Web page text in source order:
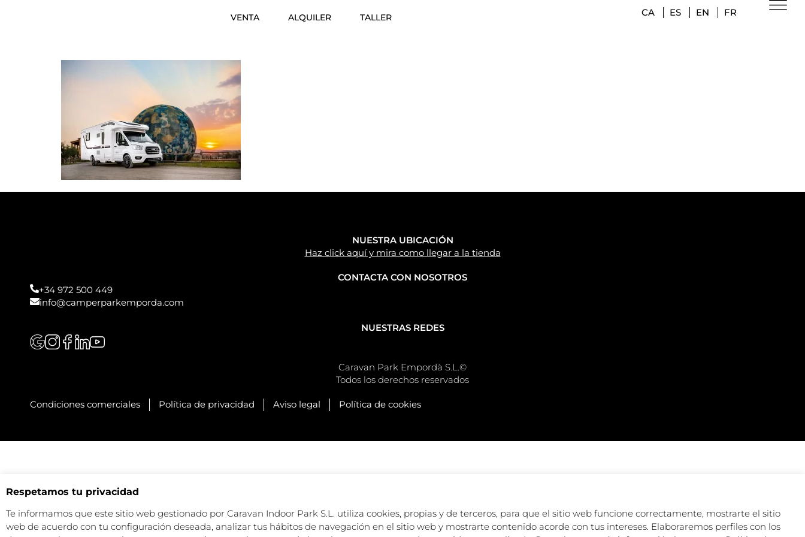
VENTA ALQUILER TALLER CA ES EN FR
NUESTRA UBICACIÓN
Haz click aquí y mira como llegar a la tienda
CONTACTA CON NOSOTROS
+34 972 500 449
info@camperparkemporda.com
NUESTRAS REDES
Caravan Park Empordà S.L.©
Todos los derechos reservados
Condiciones comerciales Política de privacidad Aviso legal Política de cookies
Respetamos tu privacidad
Te informamos que este sitio web gestionado por Caravan Indoor Park S.L. utiliza cookies, propias y de terceros, para que el sitio web funcione correctamente, mostrarte el sitio
web de acuerdo con tu configuración deseada, analizar tus hábitos de navegación en el sitio web y mostrarte contenido acorde con tus intereses. Elaboraremos perfiles con los